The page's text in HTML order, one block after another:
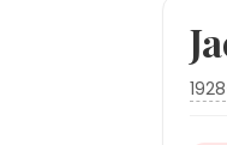
1928